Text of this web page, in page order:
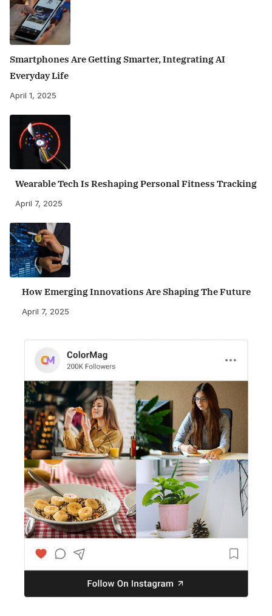
Smartphones Are Getting Smarter, Integrating AI
Everyday Life
April 1, 2025
Wearable Tech Is Reshaping Personal Fitness Tracking
April 7, 2025
How Emerging Innovations Are Shaping The Future
April 7, 2025